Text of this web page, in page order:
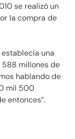
se realizó un
la compra de
una
millones de
hablando de
mil 500
entonces”.